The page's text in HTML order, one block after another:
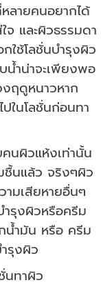
ลายคนอยากได้
จ และผิวธรรมดา
ใช้โลชั่นบำรุงผิว
น้ำน่าจะเพียงพอ
ฤดูหนาวหาก
ในโลชั่นก่อนทา
นผิวแห้งเท่านั้น
ชื้นแล้ว จริงๆผิว
ามเสียหายอื่นๆ
ำรุงผิวหรือครีม
น้ำมัน หรือ ครีม
รุงผิว
นทาผิว